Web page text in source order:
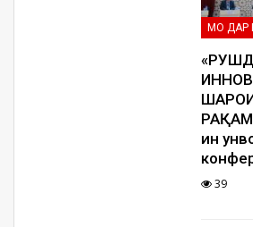
МО ДАР
ин
39